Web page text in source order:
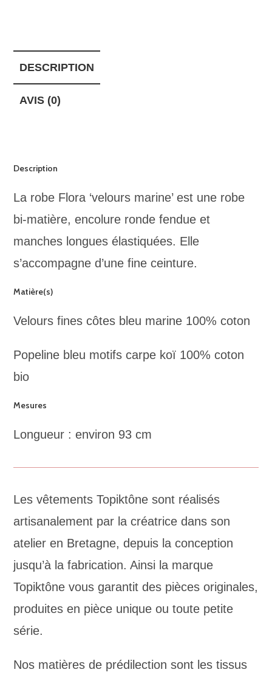
DESCRIPTION
AVIS (0)
Description
La robe Flora ‘velours marine’ est une robe
bi-matière, encolure ronde fendue et
manches longues élastiquées. Elle
s’accompagne d’une fine ceinture.
Matière(s)
Velours fines côtes bleu marine 100% coton
Popeline bleu motifs carpe koï 100% coton
bio
Mesures
Longueur : environ 93 cm
Les vêtements Topiktône sont réalisés
artisanalement par la créatrice dans son
atelier en Bretagne, depuis la conception
jusqu’à la fabrication. Ainsi la marque
Topiktône vous garantit des pièces originales,
produites en pièce unique ou toute petite
série.
Nos matières de prédilection sont les tissus